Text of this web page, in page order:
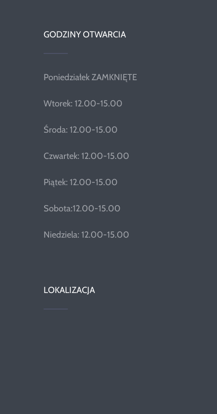
GODZINY OTWARCIA
Poniedziałek ZAMKNIĘTE
Wtorek: 12.00-15.00
Środa: 12.00-15.00
Czwartek: 12.00-15.00
Piątek: 12.00-15.00
Sobota:12.00-15.00
Niedziela: 12.00-15.00
LOKALIZACJA